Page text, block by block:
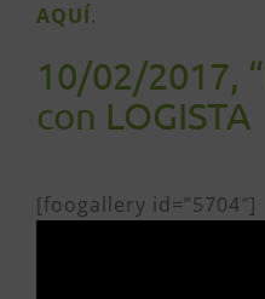
AQUÍ.
10/02/2017,
con LOGISTA
[foogallery id=”5704″]